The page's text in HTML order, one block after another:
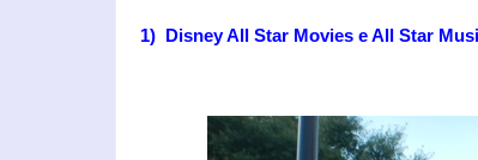
1) Disney All Star Movies e All Star